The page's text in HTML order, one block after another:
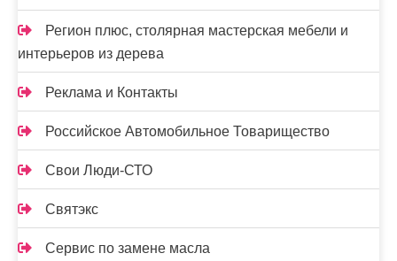
Регион плюс, столярная мастерская мебели и
интерьеров из дерева
Реклама и Контакты
Российское Автомобильное Товарищество
Свои Люди-СТО
Святэкс
Сервис по замене масла